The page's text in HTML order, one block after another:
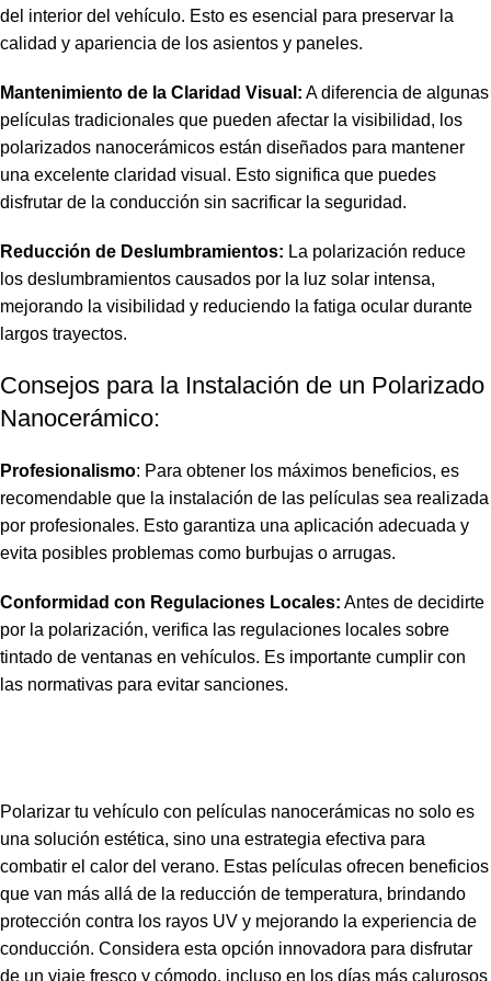
del interior del vehículo. Esto es esencial para preservar la
calidad y apariencia de los asientos y paneles.
Mantenimiento de la Claridad Visual: A diferencia de algunas
películas tradicionales que pueden afectar la visibilidad, los
polarizados nanocerámicos están diseñados para mantener
una excelente claridad visual. Esto significa que puedes
disfrutar de la conducción sin sacrificar la seguridad.
Reducción de Deslumbramientos: La polarización reduce
los deslumbramientos causados por la luz solar intensa,
mejorando la visibilidad y reduciendo la fatiga ocular durante
largos trayectos.
Consejos para la Instalación de un Polarizado
Nanocerámico:
Profesionalismo: Para obtener los máximos beneficios, es
recomendable que la instalación de las películas sea realizada
por profesionales. Esto garantiza una aplicación adecuada y
evita posibles problemas como burbujas o arrugas.
Conformidad con Regulaciones Locales: Antes de decidirte
por la polarización, verifica las regulaciones locales sobre
tintado de ventanas en vehículos. Es importante cumplir con
las normativas para evitar sanciones.
Polarizar tu vehículo con películas nanocerámicas no solo es
una solución estética, sino una estrategia efectiva para
combatir el calor del verano. Estas películas ofrecen beneficios
que van más allá de la reducción de temperatura, brindando
protección contra los rayos UV y mejorando la experiencia de
conducción. Considera esta opción innovadora para disfrutar
de un viaje fresco y cómodo, incluso en los días más calurosos